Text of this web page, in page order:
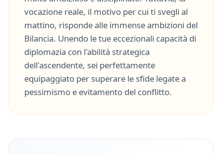
vocazione reale, il motivo per cui ti svegli al
mattino, risponde alle immense ambizioni del
Bilancia. Unendo le tue eccezionali capacità di
diplomazia con l'abilità strategica
dell'ascendente, sei perfettamente
equipaggiato per superare le sfide legate a
pessimismo e evitamento del conflitto.